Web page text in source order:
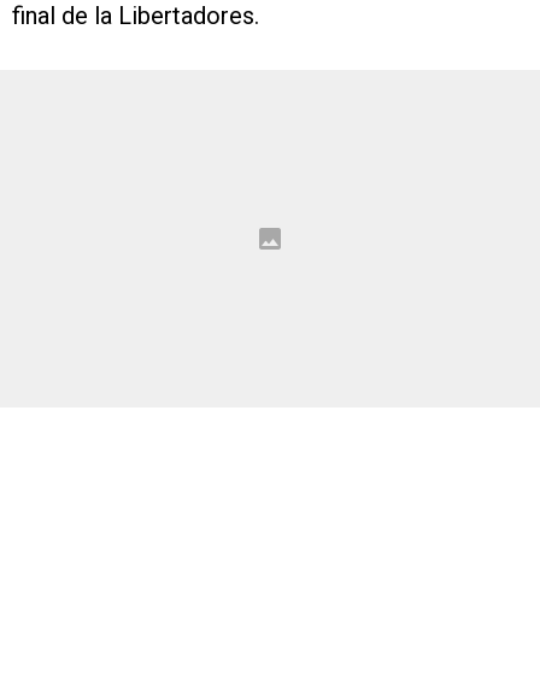
final de la Libertadores.